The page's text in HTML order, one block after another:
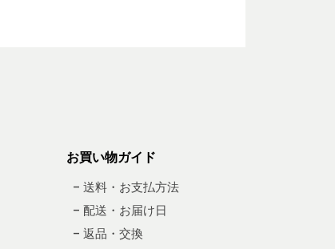
お買い物ガイド
– 送料・お支払方法
– 配送・お届け日
– 返品・交換